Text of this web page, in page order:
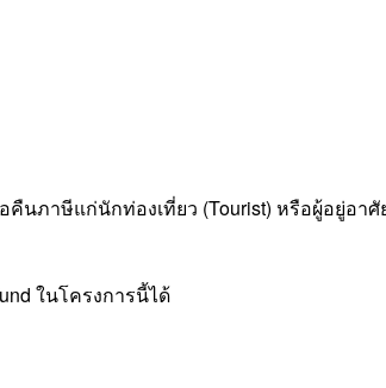
คืนภาษีแก่นักท่องเที่ยว (Tourist) หรือผู้อยู่อา
ในโครงการนี้ได้